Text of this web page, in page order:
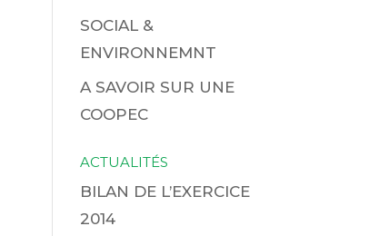
SOCIAL &
ENVIRONNEMNT
A SAVOIR SUR UNE
COOPEC
ACTUALITÉS
BILAN DE L’EXERCICE
2014